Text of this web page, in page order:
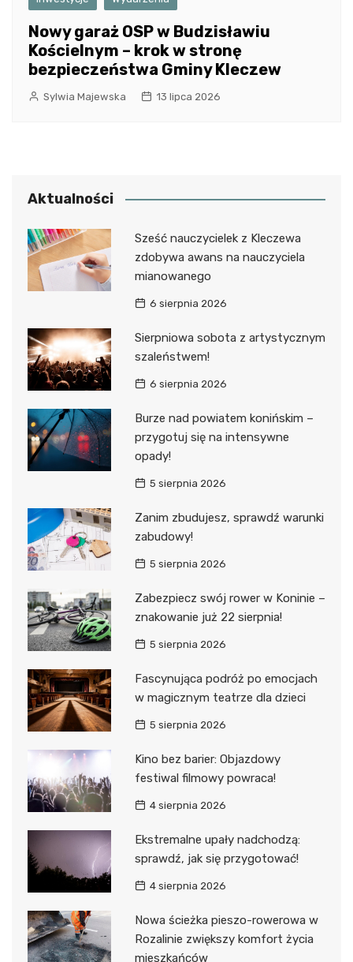
Nowy garaż OSP w Budzisławiu
Kościelnym – krok w stronę
bezpieczeństwa Gminy Kleczew
Sylwia Majewska 13 lipca 2026
Aktualności
Sześć nauczycielek z Kleczewa
zdobywa awans na nauczyciela
mianowanego
6 sierpnia 2026
Sierpniowa sobota z artystycznym
szaleństwem!
6 sierpnia 2026
Burze nad powiatem konińskim –
przygotuj się na intensywne
opady!
5 sierpnia 2026
Zanim zbudujesz, sprawdź warunki
zabudowy!
5 sierpnia 2026
Zabezpiecz swój rower w Koninie –
znakowanie już 22 sierpnia!
5 sierpnia 2026
Fascynująca podróż po emocjach
w magicznym teatrze dla dzieci
5 sierpnia 2026
Kino bez barier: Objazdowy
festiwal filmowy powraca!
4 sierpnia 2026
Ekstremalne upały nadchodzą:
sprawdź, jak się przygotować!
4 sierpnia 2026
Nowa ścieżka pieszo-rowerowa w
Rozalinie zwiększy komfort życia
mieszkańców